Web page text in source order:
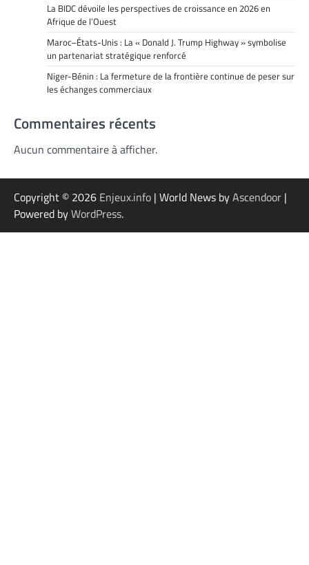
La BIDC dévoile les perspectives de croissance en 2026 en
Afrique de l’Ouest
Maroc–États-Unis : La « Donald J. Trump Highway » symbolise
un partenariat stratégique renforcé
Niger-Bénin : La fermeture de la frontière continue de peser sur
les échanges commerciaux
Commentaires récents
Aucun commentaire à afficher.
Copyright © 2026 Enjeux.info | World News byAscendoor |
Powered byWordPress.